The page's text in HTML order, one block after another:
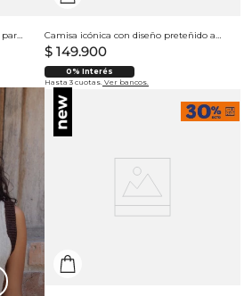
Camisa manga recta cuello resort para hombre Camisa icónica con diseño preteñido a rayas para mujer
$ 149.900
0% Interés
Hasta 3 cuotas. Ver bancos.